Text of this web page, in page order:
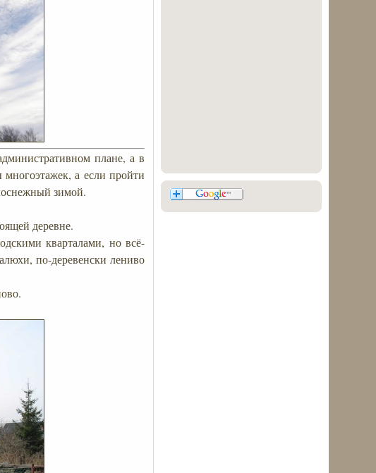
плане, а в
а если пройти
зимой.
деревне.
кварталами, но всё-
по-деревенски лениво